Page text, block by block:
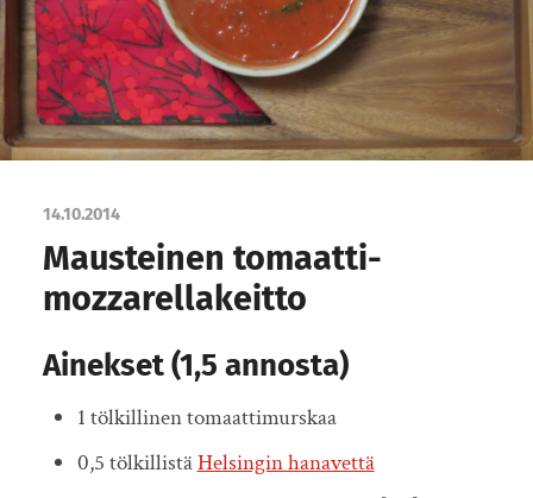
14.10.2014
Mausteinen tomaatti-
mozzarellakeitto
Ainekset (1,5 annosta)
1 tölkillinen tomaattimurskaa
0,5 tölkillistäHelsingin hanavettä